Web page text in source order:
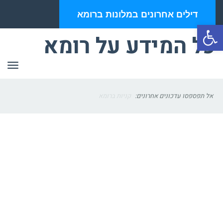
פתח סרגל נגישות
דילים אחרונים במלונות ברומא
כל המידע על רומא
אל תפספסו עדכונים אחרונים: